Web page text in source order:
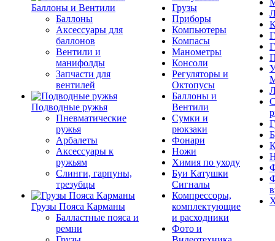
Баллоны и Вентили
Баллоны
Аксессуары для
баллонов
Вентили и
манифолды
Запчасти для
вентилей
Подводные ружья
Пневматические
ружья
Арбалеты
Аксессуары к
ружьям
Слинги, гарпуны,
трезубцы
Грузы Пояса Карманы
Балластные пояса и
ремни
Грузы
Приборы
Компьютеры
Компасы
Манометры
Консоли
Регуляторы и
Октопусы
Баллоны и
Вентили
Сумки и
рюкзаки
Фонари
Ножи
Химия по уходу
Буи Катушки
Сигналы
Компрессоры,
комплектующие
и расходники
Фото и